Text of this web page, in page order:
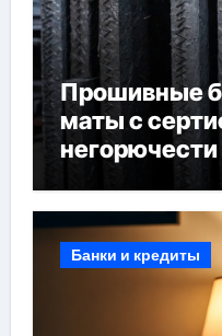
Прошивные
маты с
негорючести
Банки и кредиты